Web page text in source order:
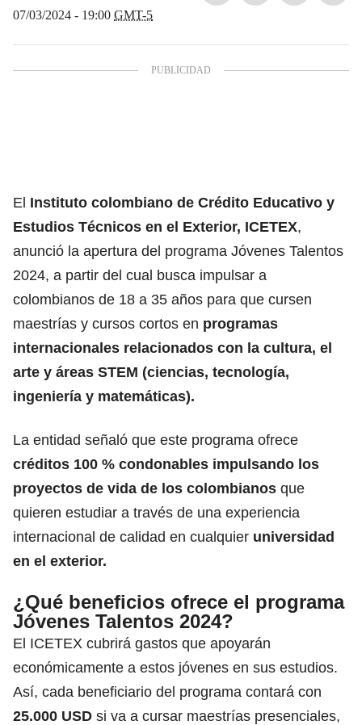
07/03/2024 - 19:00 GMT-5
El Instituto colombiano de Crédito Educativo y
Estudios Técnicos en el Exterior, ICETEX,
anunció la apertura del programa Jóvenes Talentos
2024, a partir del cual busca impulsar a
colombianos de 18 a 35 años para que cursen
maestrías y cursos cortos en programas
internacionales relacionados con la cultura, el
arte y áreas STEM (ciencias, tecnología,
ingeniería y matemáticas).
La entidad señaló que este programa ofrece
créditos 100 % condonables impulsando los
proyectos de vida de los colombianos que
quieren estudiar a través de una experiencia
internacional de calidad en cualquier universidad
en el exterior.
¿Qué beneficios ofrece el programa
Jóvenes Talentos 2024?
El ICETEX cubrirá gastos que apoyarán
económicamente a estos jóvenes en sus estudios.
Así, cada beneficiario del programa contará con
25.000 USD si va a cursar maestrías presenciales,